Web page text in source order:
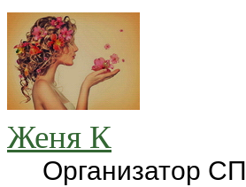
Женя К
Организатор СП